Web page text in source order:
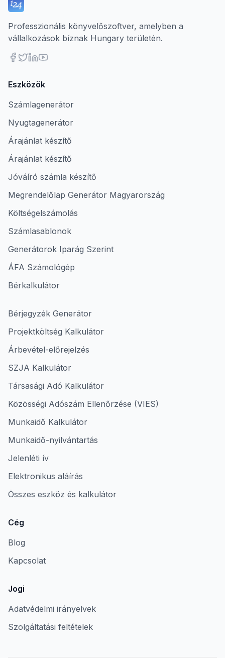
Professzionális könyvelőszoftver, amelyben a
vállalkozások bíznak Hungary területén.
Eszközök
Számlagenerátor
Nyugtagenerátor
Árajánlat készítő
Árajánlat készítő
Jóváíró számla készítő
Megrendelőlap Generátor Magyarország
Költségelszámolás
Számlasablonok
Generátorok Iparág Szerint
ÁFA Számológép
Bérkalkulátor
Bérjegyzék Generátor
Projektköltség Kalkulátor
Árbevétel-előrejelzés
SZJA Kalkulátor
Társasági Adó Kalkulátor
Közösségi Adószám Ellenőrzése (VIES)
Munkaidő Kalkulátor
Munkaidő-nyilvántartás
Jelenléti ív
Elektronikus aláírás
Összes eszköz és kalkulátor
Cég
Blog
Kapcsolat
Jogi
Adatvédelmi irányelvek
Szolgáltatási feltételek